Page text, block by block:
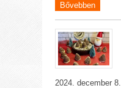
Bővebben
2024. december 8.